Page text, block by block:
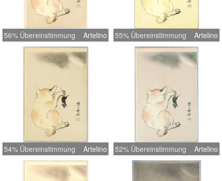
56% Übereinstimmung Artelino 55% Übereinstimmung Artelino
54% Übereinstimmung Artelino 52% Übereinstimmung Artelino